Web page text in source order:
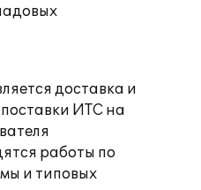
доставка и
ИТС на
работы по
и типовых